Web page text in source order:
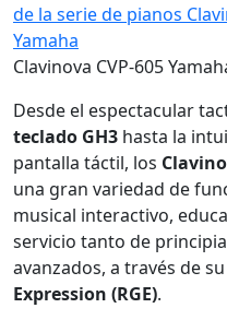
Clavinova CVP-605
Desde el espectacular
teclado GH3 hasta la
pantalla táctil, los
una gran variedad de
musical interactivo,
servicio tanto de
avanzados, a través de
Expression (RGE).